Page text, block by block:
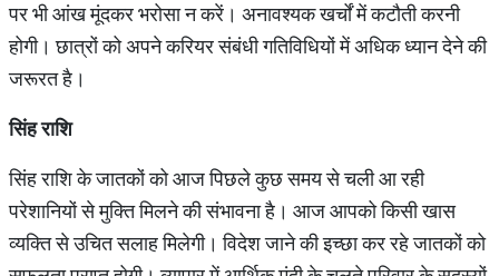
पर भी आंख मूंदकर भरोसा न करें। अनावश्यक खर्चों में कटौती करनी
होगी। छात्रों को अपने करियर संबंधी गतिविधियों में अधिक ध्यान देने की
जरूरत है।
सिंह राशि
सिंह राशि के जातकों को आज पिछले कुछ समय से चली आ रही
परेशानियों से मुक्ति मिलने की संभावना है। आज आपको किसी खास
व्यक्ति से उचित सलाह मिलेगी। विदेश जाने की इच्छा कर रहे जातकों को